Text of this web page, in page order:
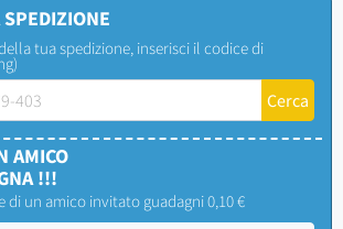
tua spedizione, inserisci il codice di
AMICO
!!!
di un amico invitato guadagni 0,10 €